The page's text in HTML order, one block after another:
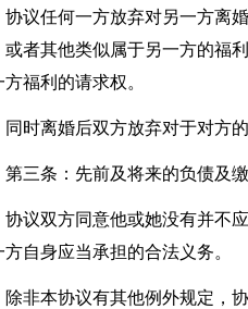
协议任何一方放弃对另一方离
或者其他类似属于另一方的福
方福利的请求权。
同时离婚后双方放弃对于对方的
第三条：先前及将来的负债及
协议双方同意他或她没有并不
方自身应当承担的合法义务。
除非本协议有其他例外规定，